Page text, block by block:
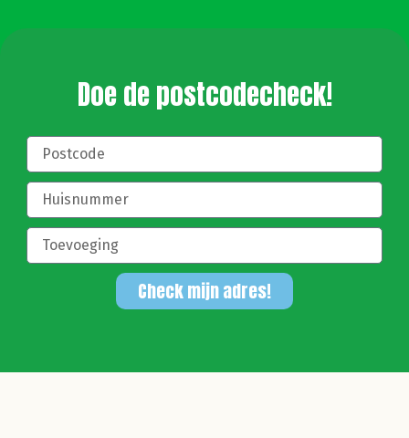
Doe de postcodecheck!
Check mijn adres!